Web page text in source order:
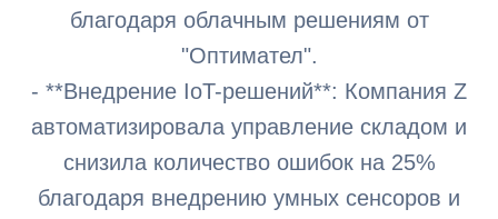
благодаря облачным решениям от
"Оптимател".
- **Внедрение IoT-решений**: Компания Z
автоматизировала управление складом и
снизила количество ошибок на 25%
благодаря внедрению умных сенсоров и